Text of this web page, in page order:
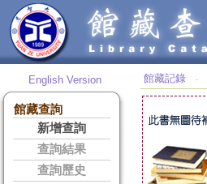
English Version
館藏查詢
新增查詢
查詢結果
查詢歷史
館藏記錄 ‧